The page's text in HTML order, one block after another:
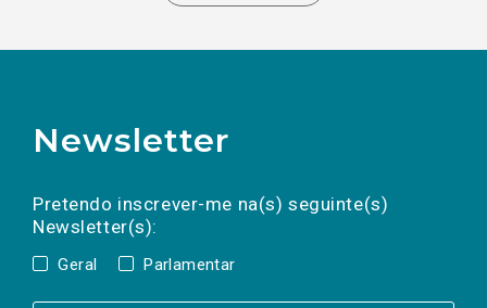
Newsletter
Pretendo inscrever-me na(s) seguinte(s)
Newsletter(s):
Geral Parlamentar
a(s) newsletter(s).
mail